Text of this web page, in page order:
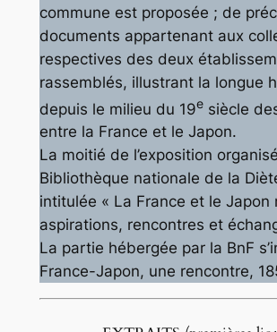
commune est proposée ; de
documents appartenant aux
respectives des deux
rassemblés, illustrant la longue
depuis le milieu du 19esiècle
entre la France et le Japon.
La moitié de l’exposition
Bibliothèque nationale de la
intitulée « La France et le Japon
aspirations, rencontres et
La partie hébergée par la BnF
France-Japon, une rencontre,